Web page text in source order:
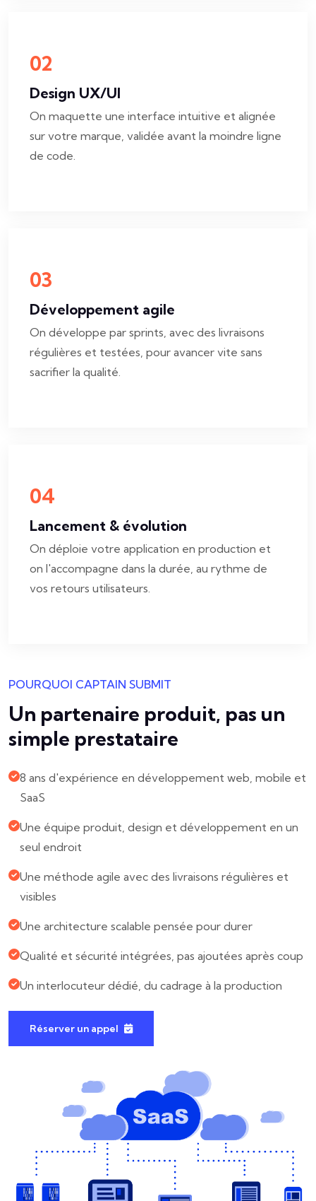
02
Design UX/UI
On maquette une interface intuitive et alignée
sur votre marque, validée avant la moindre ligne
de code.
03
Développement agile
On développe par sprints, avec des livraisons
régulières et testées, pour avancer vite sans
sacrifier la qualité.
04
Lancement & évolution
On déploie votre application en production et
on l'accompagne dans la durée, au rythme de
vos retours utilisateurs.
POURQUOI CAPTAIN SUBMIT
Un partenaire produit, pas un
simple prestataire
8 ans d'expérience en développement web, mobile et
SaaS
Une équipe produit, design et développement en un
seul endroit
Une méthode agile avec des livraisons régulières et
visibles
Une architecture scalable pensée pour durer
Qualité et sécurité intégrées, pas ajoutées après coup
Un interlocuteur dédié, du cadrage à la production
Réserver un appel